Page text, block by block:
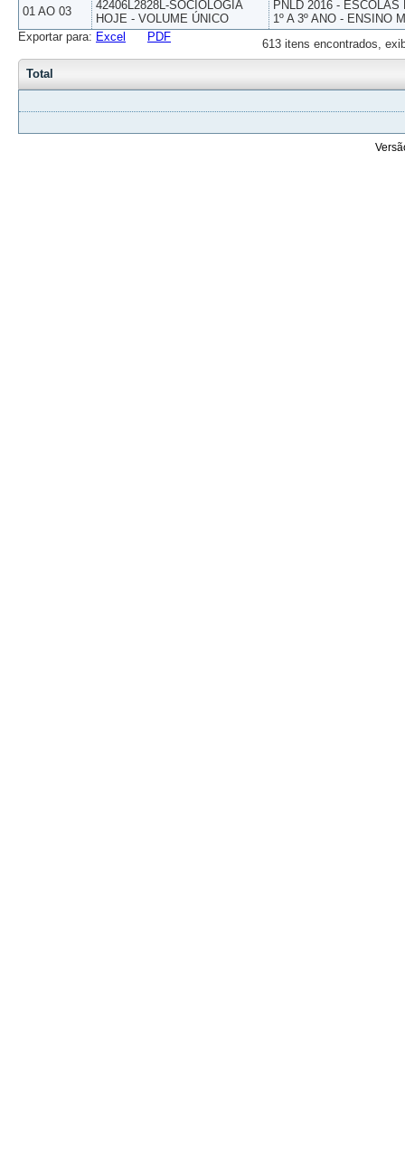
01 AO 03
42406L2828L-SOCIOLOGIA
HOJE - VOLUME ÚNICO
PNLD 2016 -
1º A 3º ANO - ENSINO
613 itens encontrados,
Exportar para: Excel PDF
Total